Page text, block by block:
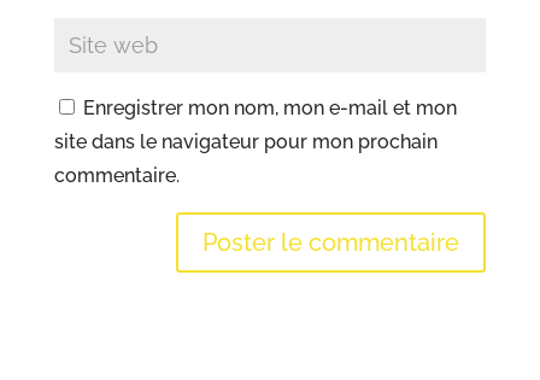
Enregistrer mon nom, mon e-mail et mon
site dans le navigateur pour mon prochain
commentaire.